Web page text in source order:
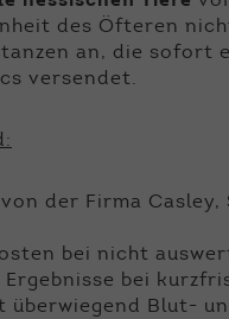
des Öfteren
an, die sofort
versendet.
der Firma
bei nicht
bei
überwiegend Blut-